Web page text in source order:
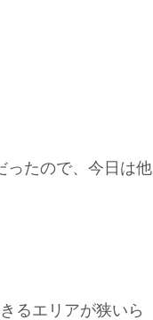
ったので、今日は他
るエリアが狭いら